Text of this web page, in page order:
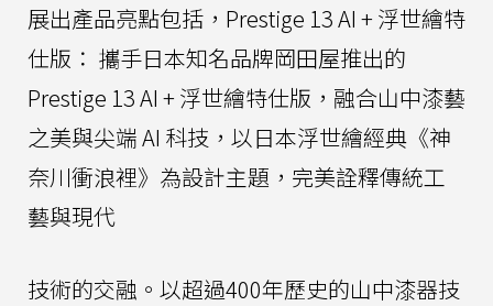
展出產品亮點包括，Prestige 13 AI + 浮世繪特
仕版： 攜手日本知名品牌岡田屋推出的
Prestige 13 AI + 浮世繪特仕版，融合山中漆藝
之美與尖端 AI 科技，以日本浮世繪經典《神
奈川衝浪裡》為設計主題，完美詮釋傳統工
藝與現代
技術的交融。以超過400年歷史的山中漆器技